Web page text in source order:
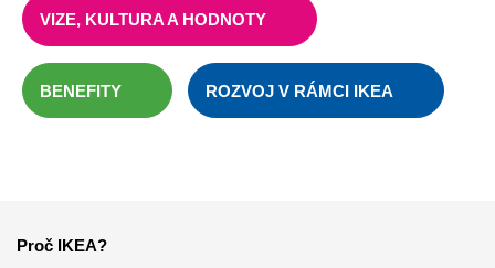
VIZE, KULTURA A HODNOTY
BENEFITY ROZVOJ V RÁMCI IKEA
Proč IKEA?